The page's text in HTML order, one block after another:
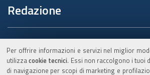
Per offrire informazioni e servizi nel miglior
utilizzacookie tecnici. Essi non raccolgono i tuoi
di navigazione per scopi di marketing e
Redazione
Informazioni sul Burert
e contatti